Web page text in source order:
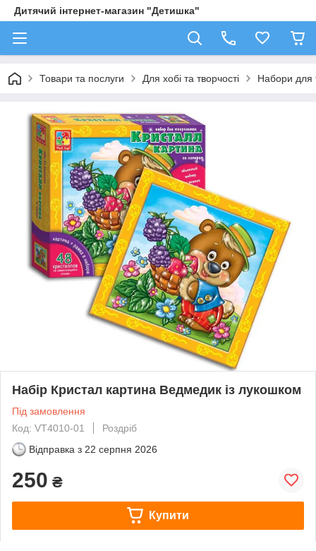
Дитячий інтернет-магазин "Детишка"
Товари та послуги Для хобі та творчості Набори для
Набір Кристал картина Ведмедик із лукошком
Під замовлення
Код: VT4010-01
Роздріб
Відправка з 22 серпня 2026
250 ₴
Купити